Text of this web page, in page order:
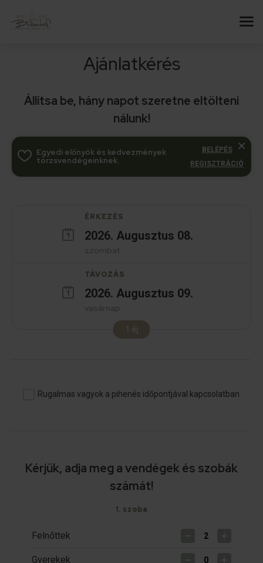
Ajánlatkérés
Állítsa be, hány napot szeretne eltölteni
nálunk!
Egyedi előnyök és kedvezmények
törzsvendégeinknek.
BELÉPÉS
REGISZTRÁCIÓ
ÉRKEZÉS
2026. Augusztus 08.
szombat
TÁVOZÁS
2026. Augusztus 09.
vasárnap
1 éj
Rugalmas vagyok a pihenés időpontjával kapcsolatban
Kérjük, adja meg a vendégek és szobák
számát!
1. szoba
Felnőttek
Gyerekek